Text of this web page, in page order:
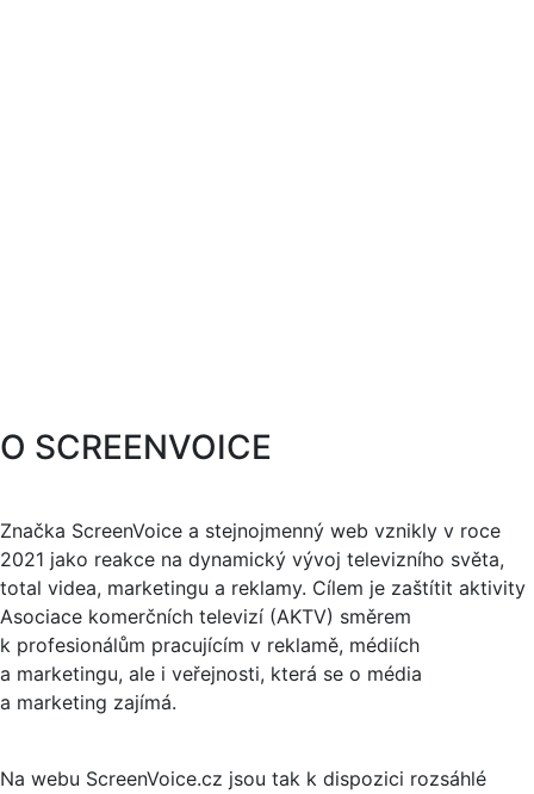
O SCREENVOICE
Značka ScreenVoice a stejnojmenný web vznikly v roce
2021 jako reakce na dynamický vývoj televizního světa,
total videa, marketingu a reklamy. Cílem je zaštítit aktivity
Asociace komerčních televizí (AKTV) směrem
k profesionálům pracujícím v reklamě, médiích
a marketingu, ale i veřejnosti, která se o média
a marketing zajímá.
Na webu ScreenVoice.cz jsou tak k dispozici rozsáhlé